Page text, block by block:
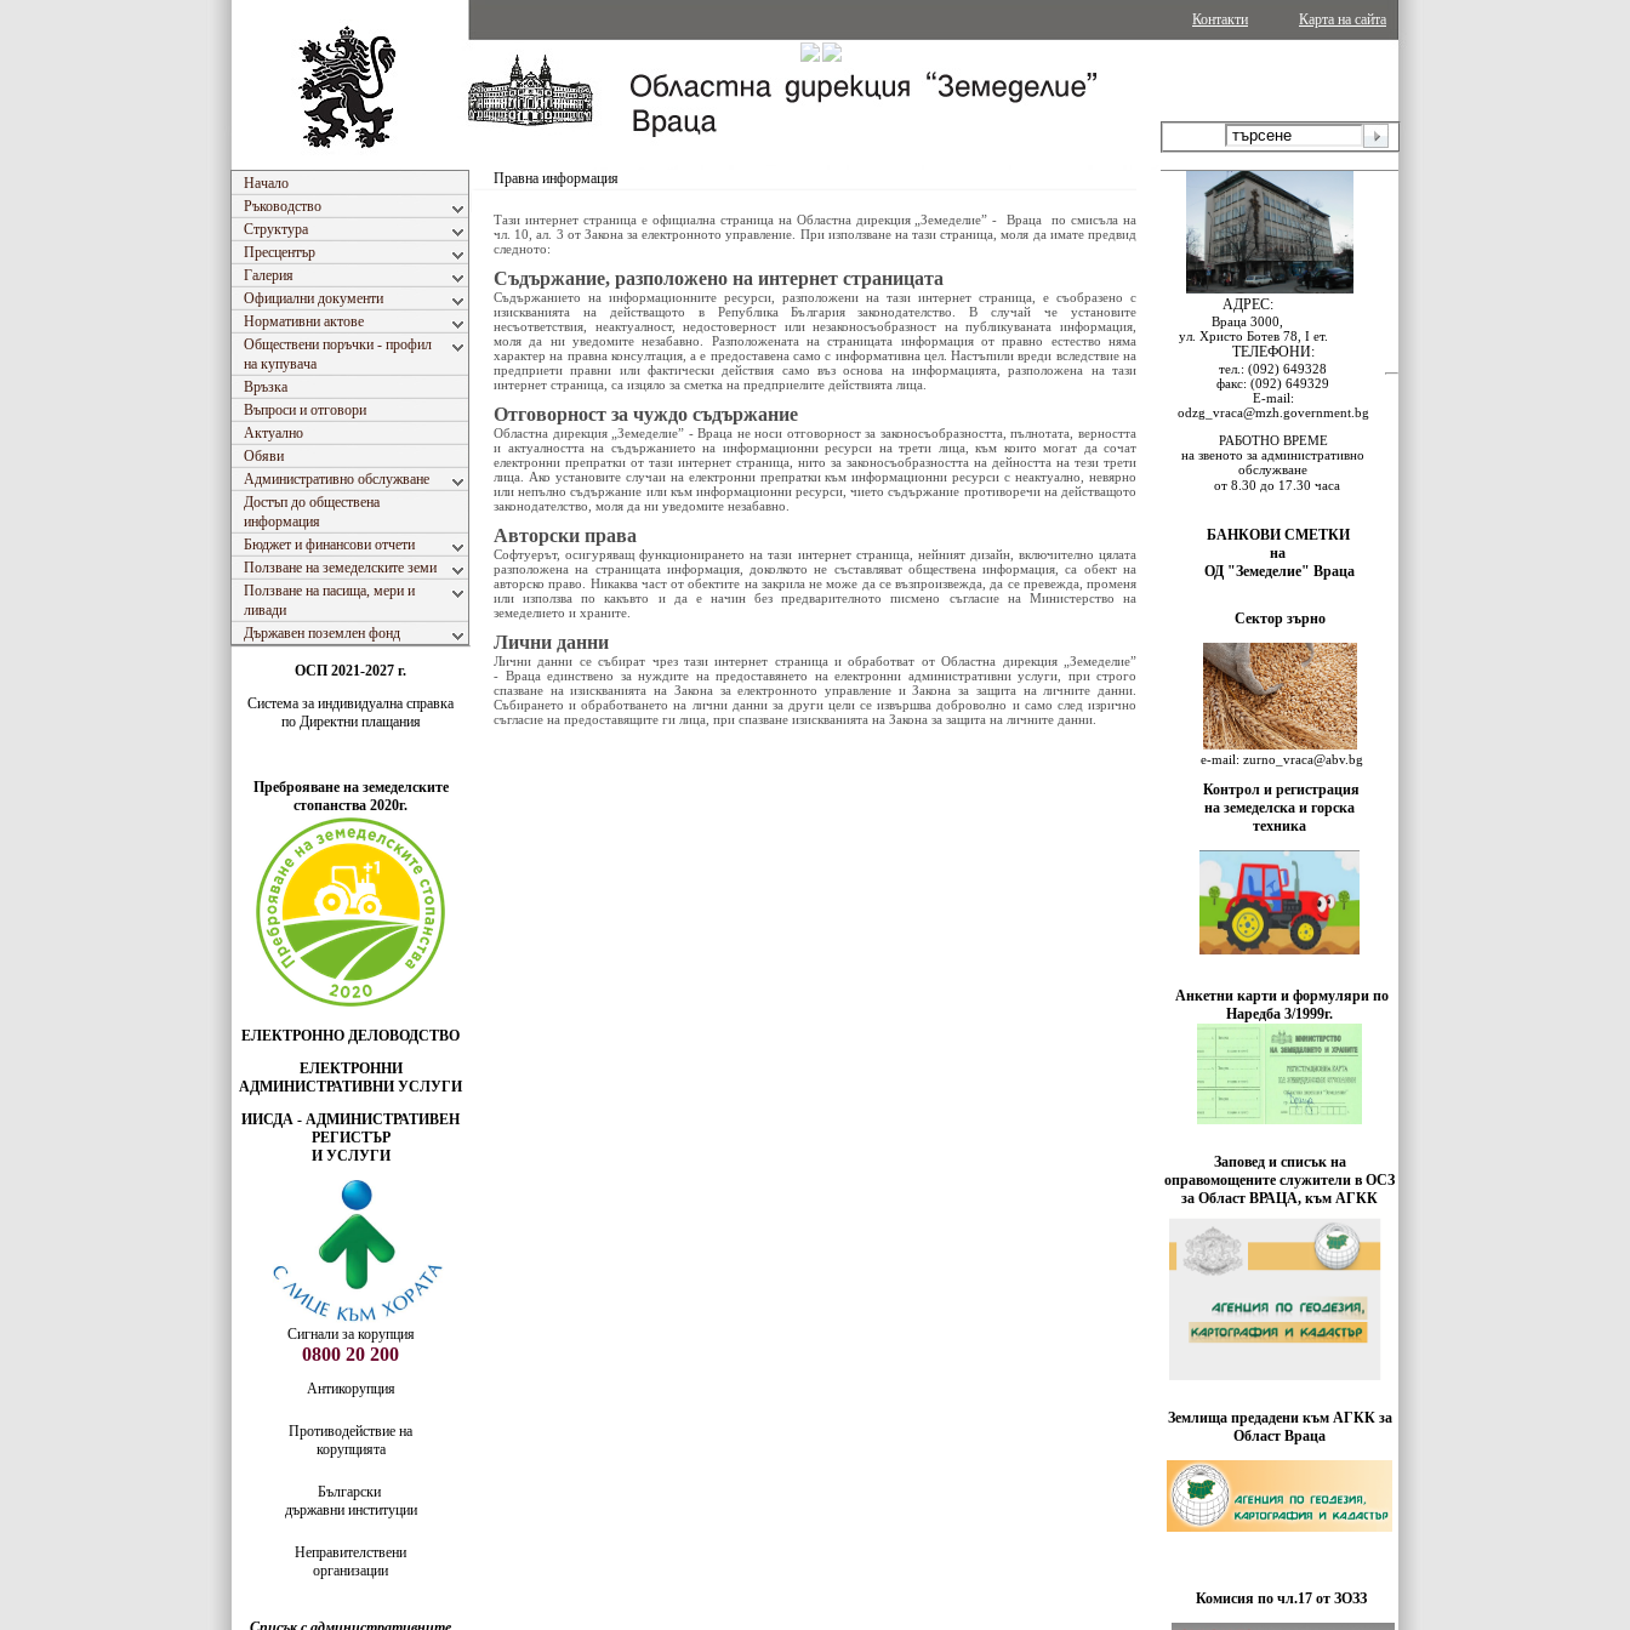
Карта на сайта
Контакти
Начало
Ръководство
Структура
Пресцентър
Галерия
Официални документи
Нормативни актове
Обществени поръчки - профил
на купувача
Връзка
Въпроси и отговори
Актуално
Обяви
Административно обслужване
Достъп до обществена
информация
Бюджет и финансови отчети
Ползване на земеделските земи
Ползване на пасища, мери и
ливади
Държавен поземлен фонд
ОСП 2021-2027 г.
Система за индивидуaлна справка
по Директни плащания
Преброяване на земеделските
стопанства 2020г.
ЕЛЕКТРОННО ДЕЛОВОДСТВО
ЕЛЕКТРОННИ
АДМИНИСТРАТИВНИ УСЛУГИ
ИИСДА - АДМИНИСТРАТИВЕН
РЕГИСТЪР
И УСЛУГИ
Сигнали за корупция
0800 20 200
Антикорупция
Противодействие на
корупцията
Български
държавни институции
Неправителствени
организации
Правна информация
Тази интернет страница е официална страница на Областна дирекция „Земеделие” - Враца по смисъла на
чл. 10, ал. 3 от Закона за електронното управление. При използване на тази страница, моля да имате предвид
следното:
Съдържание, разположено на интернет страницата
Съдържанието на информационните ресурси, разположени на тази интернет страница, е съобразено с
изискванията на действащото в Република България законодателство. В случай че установите
несъответствия, неактуалност, недостоверност или незаконосъобразност на публикуваната информация,
моля да ни уведомите незабавно. Разположената на страницата информация от правно естество няма
характер на правна консултация, а е предоставена само с информативна цел. Настъпили вреди вследствие на
предприети правни или фактически действия само въз основа на информацията, разположена на тази
интернет страница, са изцяло за сметка на предприелите действията лица.
Отговорност за чуждо съдържание
Областна дирекция „Земеделие” - Враца не носи отговорност за законосъобразността, пълнотата, верността
и актуалността на съдържанието на информационни ресурси на трети лица, към които могат да сочат
електронни препратки от тази интернет страница, нито за законосъобразността на дейността на тези трети
лица. Ако установите случаи на електронни препратки към информационни ресурси с неактуално, невярно
или непълно съдържание или към информационни ресурси, чието съдържание противоречи на действащото
законодателство, моля да ни уведомите незабавно.
Авторски права
Софтуерът, осигуряващ функционирането на тази интернет страница, нейният дизайн, включително цялата
разположена на страницата информация, доколкото не съставляват обществена информация, са обект на
авторско право. Никаква част от обектите на закрила не може да се възпроизвежда, да се превежда, променя
или използва по какъвто и да е начин без предварителното писмено съгласие на Министерство на
земеделието и храните.
Лични данни
Лични данни се събират чрез тази интернет страница и обработват от Областна дирекция „Земеделие”
- Враца единствено за нуждите на предоставянето на електронни административни услуги, при строго
спазване на изискванията на Закона за електронното управление и Закона за защита на личните данни.
Събирането и обработването на лични данни за други цели се извършва доброволно и само след изрично
съгласие на предоставящите ги лица, при спазване изискванията на Закона за защита на личните данни.
АДРЕС:
Враца 3000,
ул. Христо Ботев 78, I ет.
ТЕЛЕФОНИ:
тел.: (092) 649328
факс: (092) 649329
E-mail:
odzg_vraca@mzh.government.bg
РАБОТНО ВРЕМЕ
на звеното за административно
обслужване
от 8.30 до 17.30 часа
БАНКОВИ СМЕТКИ
на
ОД "Земеделие" Враца
Сектор зърно
e-mail: zurno_vraca@abv.bg
Контрол и регистрация
на земеделска и горска
техника
Анкетни карти и формуляри по
Наредба 3/1999г.
Заповед и списък на
оправомощените служители в ОСЗ
за Област ВРАЦА, към АГКК
Землища предадени към АГКК за
Област Враца
Комисия по чл.17 от ЗОЗЗ